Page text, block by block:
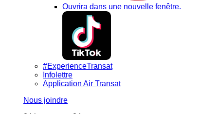
Ouvrira dans une nouvelle fenêtre.
#ExperienceTransat
Infolettre
Application Air Transat
Nous joindre